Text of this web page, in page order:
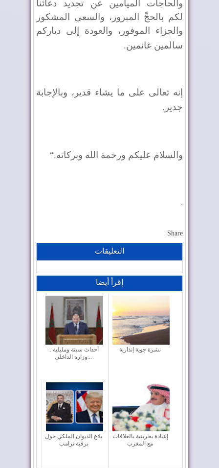
والحاجات الميامين عن تجديد دعائنا
لكم بالحجِّ المبرور، والسعي المشكور
والجزاء الموفور، والعودة إلى دياركم
سالمين غانمين.
إنه تعالى على ما يشاء قدير، وبالإجابة
جدير .
والسلام عليكم ورحمة الله وبركاته“.
.
Share
التعليقات
إقرأ أيضا
أحداث سبتة ومليلية ..
وزارة الداخلي...
نشرة جوية إنذارية
بلاغ الديوان الملكي حول
برقية ترامب
إشادة بحرينية بالعلاقات
مع المغرب